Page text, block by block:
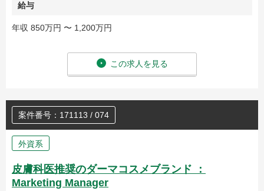
給与
年収 850万円 〜 1,200万円
この求人を見る
案件番号：171113 / 074
外資系
皮膚科医推奨のダーマコスメブランド ：
Marketing Manager